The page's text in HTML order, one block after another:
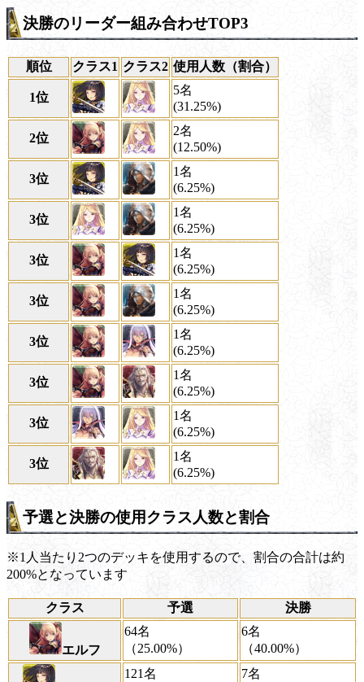
決勝のリーダー組み合わせTOP3
順位 クラス1 クラス2 使用人数（割合）
1位
5名
(31.25%)
2位
2名
(12.50%)
3位
1名
(6.25%)
3位
1名
(6.25%)
3位
1名
(6.25%)
3位
1名
(6.25%)
3位
1名
(6.25%)
3位
1名
(6.25%)
3位
1名
(6.25%)
3位
1名
(6.25%)
予選と決勝の使用クラス人数と割合
※1人当たり2つのデッキを使用するので、割合の合計は約
200%となっています
クラス 予選 決勝
エルフ
64名
（25.00%）
6名
（40.00%）
121名
7名